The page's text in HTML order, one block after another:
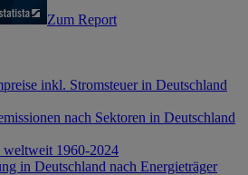
Zum Report
inkl. Stromsteuer in Deutschland
nach Sektoren in Deutschland
weltweit 1960-2024
in Deutschland nach Energieträger